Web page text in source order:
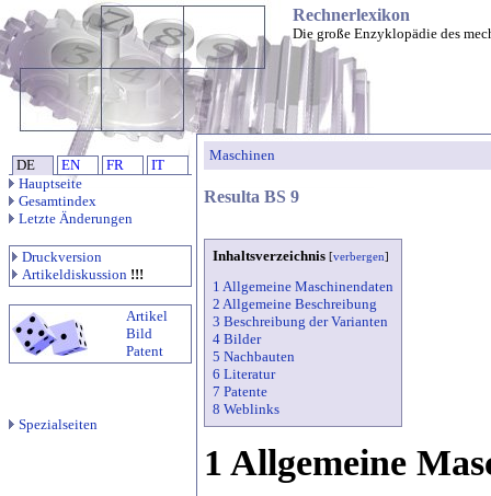
Rechnerlexikon
Die große Enzyklopädie des
DE EN FR
IT
Hauptseite
Gesamtindex
Letzte Änderungen
Druckversion
Artikeldiskussion !!!
Artikel
Bild
Patent
Spezialseiten
Maschinen
Resulta BS 9
Inhaltsverzeichnis [verbergen]
1 Allgemeine Maschinendaten
2 Allgemeine Beschreibung
3 Beschreibung der Varianten
4 Bilder
5 Nachbauten
6 Literatur
7 Patente
8 Weblinks
1 Allgemeine